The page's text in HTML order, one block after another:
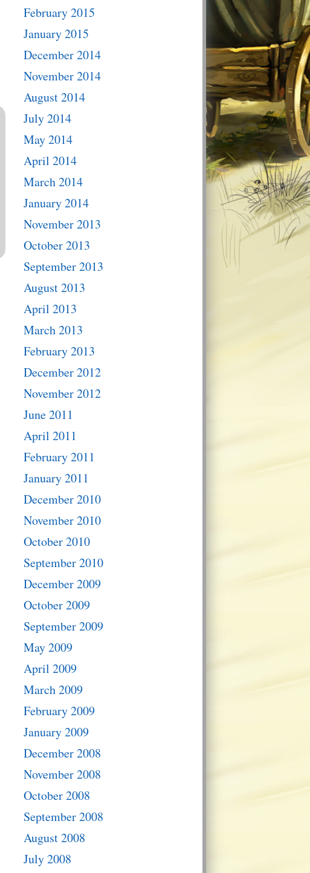
February 2015
January 2015
December 2014
November 2014
August 2014
July 2014
May 2014
April 2014
March 2014
January 2014
November 2013
October 2013
September 2013
August 2013
April 2013
March 2013
February 2013
December 2012
November 2012
June 2011
April 2011
February 2011
January 2011
December 2010
November 2010
October 2010
September 2010
December 2009
October 2009
September 2009
May 2009
April 2009
March 2009
February 2009
January 2009
December 2008
November 2008
October 2008
September 2008
August 2008
July 2008